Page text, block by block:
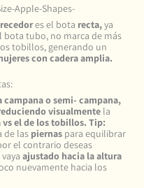
es el bota recta,ya
tubo, no marca de más
tobillos, generando un
con cadera amplia.
o semi- campana,
visualmente la
vs el de los tobillos. Tip:
de las piernas para equilibrar
el contrario deseas
ajustado hacia la altura
nuevamente hacia los